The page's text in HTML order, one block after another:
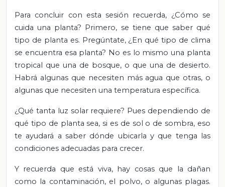
Para concluir con esta sesión recuerda, ¿Cómo se
cuida una planta? Primero, se tiene que saber qué
tipo de planta es. Pregúntate, ¿En qué tipo de clima
se encuentra esa planta? No es lo mismo una planta
tropical que una de bosque, o que una de desierto.
Habrá algunas que necesiten más agua que otras, o
algunas que necesiten una temperatura específica.
¿Qué tanta luz solar requiere? Pues dependiendo de
qué tipo de planta sea, si es de sol o de sombra, eso
te ayudará a saber dónde ubicarla y que tenga las
condiciones adecuadas para crecer.
Y recuerda que está viva, hay cosas que la dañan
como la contaminación, el polvo, o algunas plagas.